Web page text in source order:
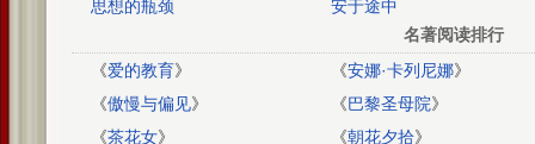
思想的瓶颈
安于途中
名著阅读排行
《爱的教育》 《安娜·卡列尼娜》
《傲慢与偏见》 《巴黎圣母院》
《茶花女》 《朝花夕拾》